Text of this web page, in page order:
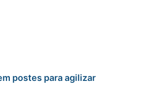
postes para agilizar